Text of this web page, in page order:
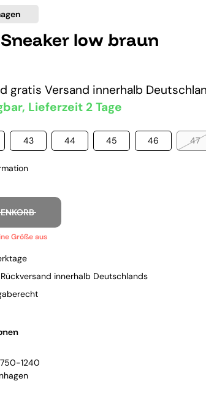
low braun
gratis Versand innerhalb
Lieferzeit 2 Tage
43 44 45 46 47
innerhalb Deutschlands
1240